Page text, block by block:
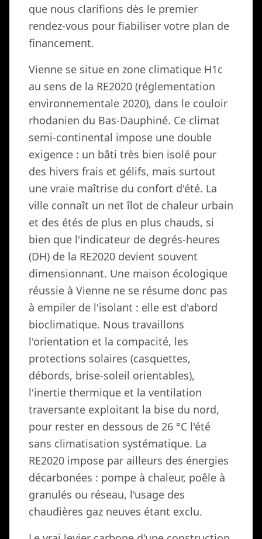
que nous clarifions dès le premier
rendez-vous pour fiabiliser votre plan de
financement.
Vienne se situe en zone climatique H1c
au sens de la RE2020 (réglementation
environnementale 2020), dans le couloir
rhodanien du Bas-Dauphiné. Ce climat
semi-continental impose une double
exigence : un bâti très bien isolé pour
des hivers frais et gélifs, mais surtout
une vraie maîtrise du confort d'été. La
ville connaît un net îlot de chaleur urbain
et des étés de plus en plus chauds, si
bien que l'indicateur de degrés-heures
(DH) de la RE2020 devient souvent
dimensionnant. Une maison écologique
réussie à Vienne ne se résume donc pas
à empiler de l'isolant : elle est d'abord
bioclimatique. Nous travaillons
l'orientation et la compacité, les
protections solaires (casquettes,
débords, brise-soleil orientables),
l'inertie thermique et la ventilation
traversante exploitant la bise du nord,
pour rester en dessous de 26 °C l'été
sans climatisation systématique. La
RE2020 impose par ailleurs des énergies
décarbonées : pompe à chaleur, poêle à
granulés ou réseau, l'usage des
chaudières gaz neuves étant exclu.